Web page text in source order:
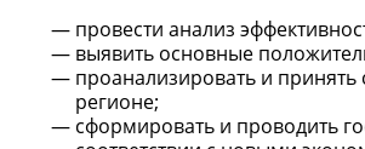
провести анализ
выявить основные
проанализировать и
регионе;
сформировать и проводить